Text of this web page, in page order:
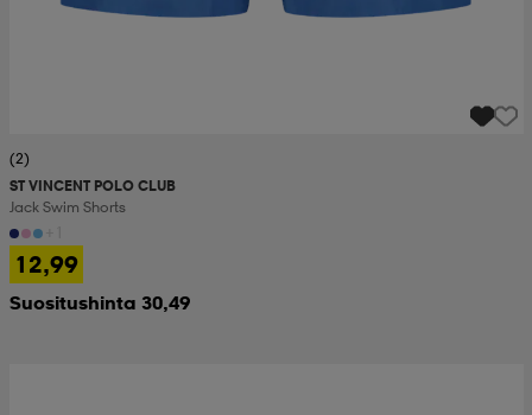
(2)
ST VINCENT POLO CLUB
Jack Swim Shorts
12,99
Suositushinta 30,49